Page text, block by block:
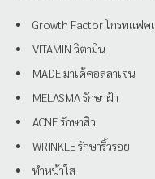
Growth Factor โกรทแฟค
VITAMIN วิตามิน
MADE มาเด้คอลลาเจน
MELASMA รักษาฝ้า
ACNE รักษาสิว
WRINKLE รักษาริ้วรอย
ทำหน้าใส